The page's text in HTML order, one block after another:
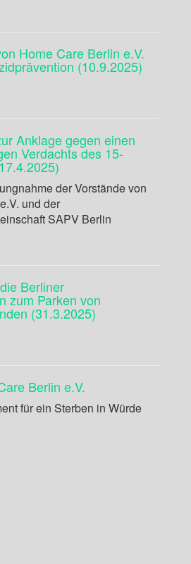
Home Care Berlin e.V.
(10.9.2025)
Anklage gegen einen
Verdachts des 15-
der Vorstände von
und der
SAPV Berlin
Berliner
zum Parken von
(31.3.2025)
Berlin e.V.
für ein Sterben in Würde